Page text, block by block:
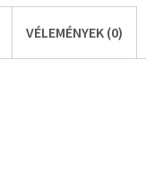
VÉLEMÉNYEK (0)